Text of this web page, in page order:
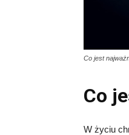
Co jest
Co
W życiu